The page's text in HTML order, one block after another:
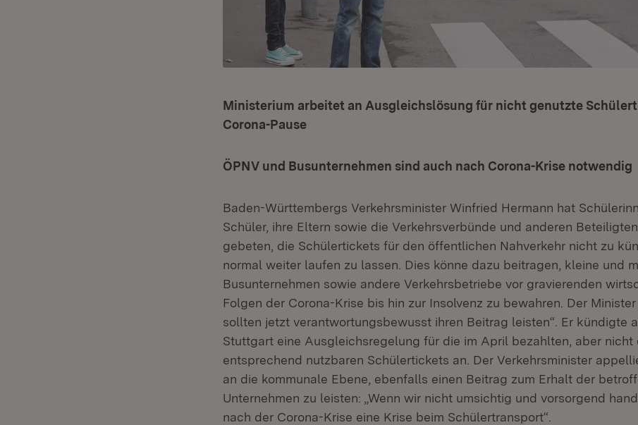
Ministerium arbeitet an Ausgleichslösung für nicht genutzte
Corona-Pause
ÖPNV und Busunternehmen sind auch nach Corona-Krise notwendig
Baden-Württembergs Verkehrsminister Winfried Hermann hat
Schüler, ihre Eltern sowie die Verkehrsverbünde und anderen
gebeten, die Schülertickets für den öffentlichen Nahverkehr nicht zu
normal weiter laufen zu lassen. Dies könne dazu beitragen, kleine und
Busunternehmen sowie andere Verkehrsbetriebe vor gravierenden
Folgen der Corona-Krise bis hin zur Insolvenz zu bewahren. Der
sollten jetzt verantwortungsbewusst ihren Beitrag leisten“. Er kündigte
Stuttgart eine Ausgleichsregelung für die im April bezahlten, aber nicht
entsprechend nutzbaren Schülertickets an. Der Verkehrsminister
an die kommunale Ebene, ebenfalls einen Beitrag zum Erhalt der
Unternehmen zu leisten: „Wenn wir nicht umsichtig und vorsorgend
nach der Corona-Krise eine Krise beim Schülertransport“.